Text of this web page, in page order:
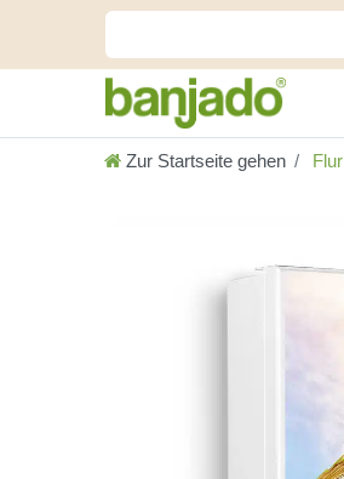
Zur Startseite gehen Flur